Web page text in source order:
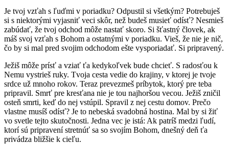
Je tvoj vzťah s ľuďmi v poriadku? Odpustil si všetkým? Potrebuješ
si s niektorými vyjasniť veci skôr, než budeš musieť odísť? Nesmieš
zabúdať, že tvoj odchod môže nastať skoro. Si šťastný človek, ak
máš svoj vzťah s Bohom a ostatnými v poriadku. Vieš, že nie je nič,
čo by si mal pred svojim odchodom ešte vysporiadať. Si pripravený.
Ježiš môže prísť a vziať ťa kedykoľvek bude chcieť. S radosťou k
Nemu vystrieš ruky. Tvoja cesta vedie do krajiny, v ktorej je tvoje
srdce už mnoho rokov. Teraz prevezmeš príbytok, ktorý pre teba
pripravil. Smrť pre kresťana nie je tou najhoršou vecou. Ježiš zničil
osteň smrti, keď do nej vstúpil. Spravil z nej cestu domov. Prečo
vlastne musíš odísť? Je to nebeská svadobná hostina. Mal by si žiť
vo svetle tejto skutočnosti. Jedna vec je istá: Ak patríš medzi ľudí,
ktorí sú pripravení stretnúť sa so svojím Bohom, dnešný deň ťa
privádza bližšie k cieľu.